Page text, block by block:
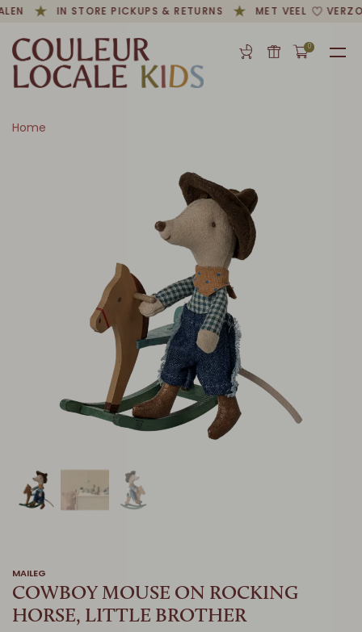
IN STORE PICKUPS & RETURNS MET VEEL
0
Home
MAILEG
COWBOY MOUSE ON ROCKING
HORSE, LITTLE BROTHER